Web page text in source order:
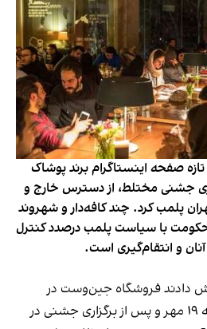
صفحه اینستاگرام برند پوشاک
جشنی مختلط، از دسترس خارج و
پلمب کرد. چند کافه‌‌دار و شهروند
حکومت با سیاست پلمب درصدد کنترل
و انتقام‌گیری است.
دادند فروشگاه جین‌وست در
خیابان فرشته تهران، شنبه ۱۹ مهر و پس از برگزاری جشنی در